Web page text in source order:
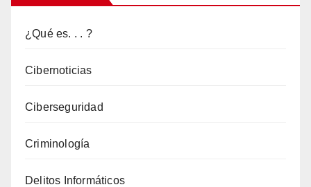
¿Qué es. . . ?
Cibernoticias
Ciberseguridad
Criminología
Delitos Informáticos